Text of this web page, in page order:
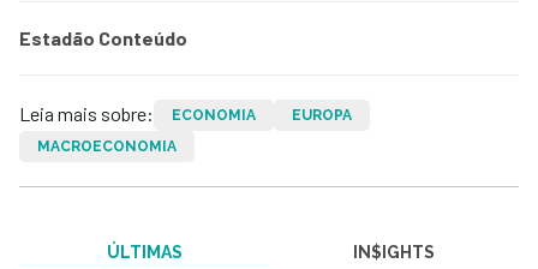
Estadão Conteúdo
Leia mais sobre: ECONOMIA
EUROPA
MACROECONOMIA
ÚLTIMAS IN$IGHTS